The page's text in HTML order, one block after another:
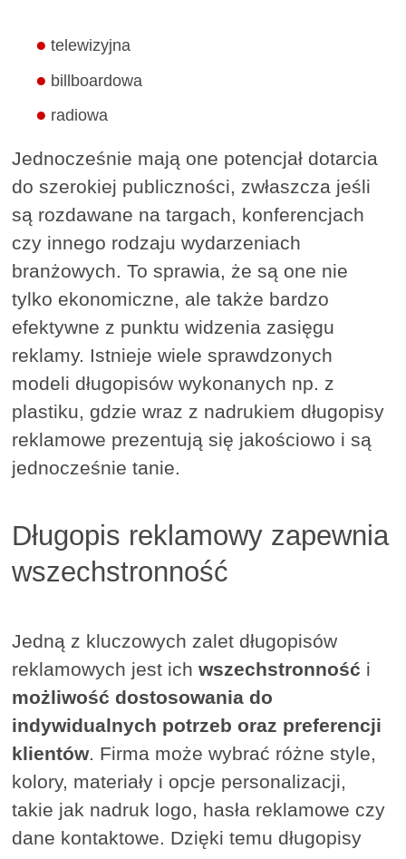
telewizyjna
billboardowa
radiowa
Jednocześnie mają one potencjał dotarcia
do szerokiej publiczności, zwłaszcza jeśli
są rozdawane na targach, konferencjach
czy innego rodzaju wydarzeniach
branżowych. To sprawia, że są one nie
tylko ekonomiczne, ale także bardzo
efektywne z punktu widzenia zasięgu
reklamy. Istnieje wiele sprawdzonych
modeli długopisów wykonanych np. z
plastiku, gdzie wraz z nadrukiem długopisy
reklamowe prezentują się jakościowo i są
jednocześnie tanie.
Długopis reklamowy zapewnia
wszechstronność
Jedną z kluczowych zalet długopisów
reklamowych jest ichwszechstronność i
możliwość dostosowania do
indywidualnych potrzeb oraz preferencji
klientów. Firma może wybrać różne style,
kolory, materiały i opcje personalizacji,
takie jak nadruk logo, hasła reklamowe czy
dane kontaktowe. Dzięki temu długopisy